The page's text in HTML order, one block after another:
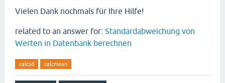
Vielen Dank nochmals für Ihre Hilfe!
related to an answer for: Standardabweichung von
Werten in Datenbank berechnen
calcsd calcmean